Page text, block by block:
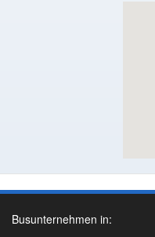
Busunternehmen in: